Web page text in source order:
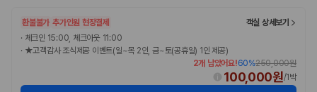
환불불가 추가인원 현장결제
객실 상세보기
· 체크인 15:00, 체크아웃 11:00
· ★고객감사 조식제공 이벤트(일~목 2인, 금~토(공휴일) 1인 제공)
2개 남았어요!60%250,000원
100,000원/1박